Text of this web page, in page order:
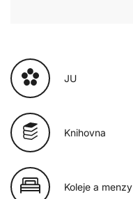
JU
Knihovna
Koleje a menzy